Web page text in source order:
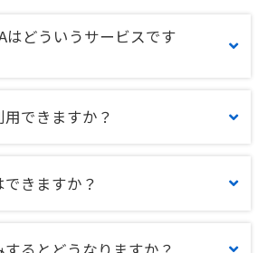
はどういうサービスです
できますか？
きますか？